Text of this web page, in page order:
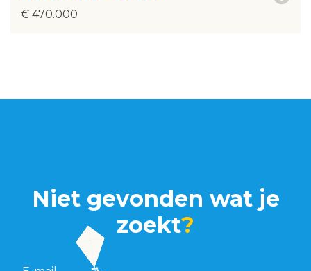
€ 470.000
Niet gevonden wat je
zoekt?